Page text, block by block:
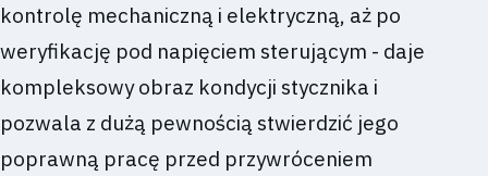
kontrolę mechaniczną i elektryczną, aż po
weryfikację pod napięciem sterującym - daje
kompleksowy obraz kondycji stycznika i
pozwala z dużą pewnością stwierdzić jego
poprawną pracę przed przywróceniem